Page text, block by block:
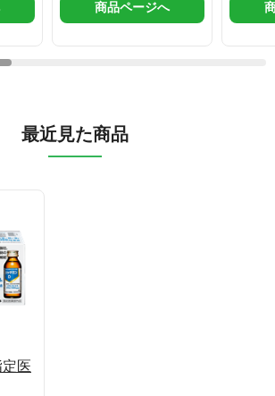
商品ページへ
最近見た商品
医